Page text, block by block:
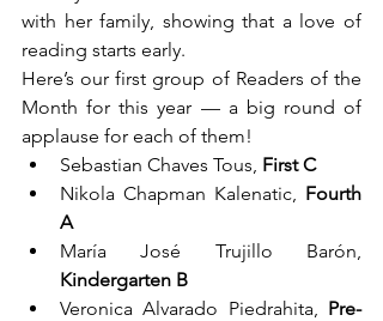
with her family, showing that a love of
reading starts early.
Here’s our first group of Readers of the
Month for this year — a big round of
applause for each of them!
Sebastian Chaves Tous, First C
Nikola Chapman Kalenatic, Fourth
A
Kindergarten B
Veronica Alvarado Piedrahita, Pre-